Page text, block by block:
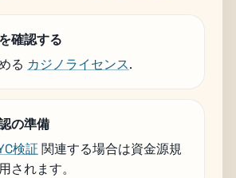
確認する
る カジノライセンス.
の準備
検証 関連する場合は資金源規
されます。